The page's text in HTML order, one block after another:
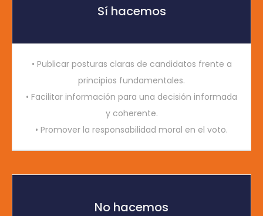
Sí hacemos
• Publicar posturas claras de candidatos frente a
principios fundamentales.
• Facilitar información para una decisión informada
y coherente.
• Promover la responsabilidad moral en el voto.
No hacemos